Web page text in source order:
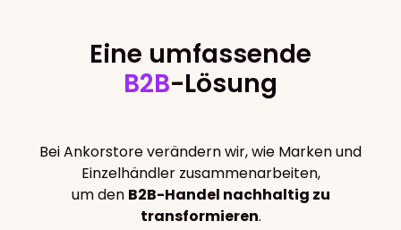
Eine umfassende
B2B-Lösung
Bei Ankorstore verändern wir, wie Marken und
Einzelhändler zusammenarbeiten,
um den B2B-Handel nachhaltig zu
transformieren.